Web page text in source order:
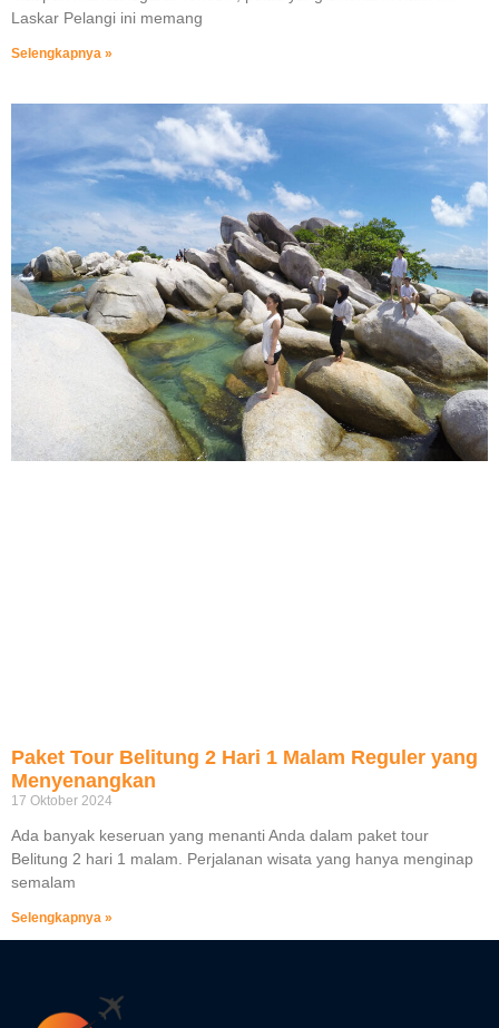
Laskar Pelangi ini memang
Selengkapnya »
Paket Tour Belitung 2 Hari 1 Malam Reguler yang
Menyenangkan
17 Oktober 2024
Ada banyak keseruan yang menanti Anda dalam paket tour
Belitung 2 hari 1 malam. Perjalanan wisata yang hanya menginap
semalam
Selengkapnya »